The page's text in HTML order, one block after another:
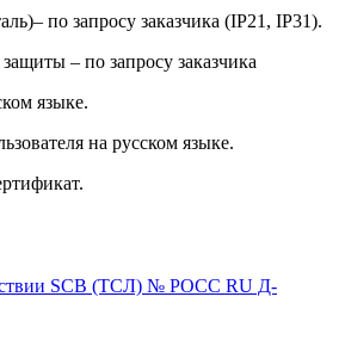
по запросу заказчика (IP21, IP31).
– по запросу заказчика
языке.
на русском языке.
SCB (ТСЛ) № РОСС RU Д-